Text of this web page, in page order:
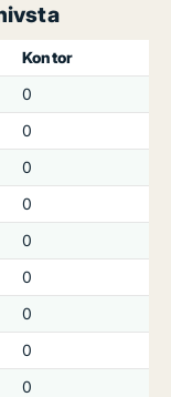
Kontor
0
0
0
0
0
0
0
0
0